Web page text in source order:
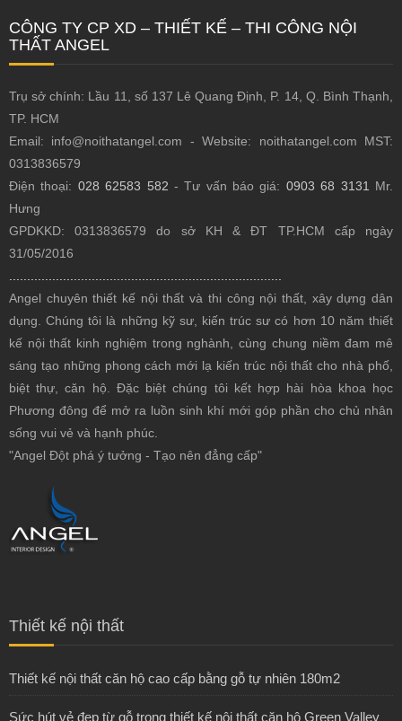
CÔNG TY CP XD – THIẾT KẾ – THI CÔNG NỘI
THẤT ANGEL
Trụ sở chính: Lầu 11, số 137 Lê Quang Định, P. 14, Q. Bình Thạnh,
TP. HCM
Email: info@noithatangel.com - Website: noithatangel.com MST:
0313836579
Điện thoại: 028 62583 582 - Tư vấn báo giá: 0903 68 3131 Mr.
Hưng
GPDKKD: 0313836579 do sở KH & ĐT TP.HCM cấp ngày
31/05/2016
............................................................................
Angel chuyên thiết kế nội thất và thi công nội thất, xây dựng dân
dụng. Chúng tôi là những kỹ sư, kiến trúc sư có hơn 10 năm thiết
kế nội thất kinh nghiệm trong nghành, cùng chung niềm đam mê
sáng tạo những phong cách mới lạ kiến trúc nội thất cho nhà phố,
biệt thự, căn hộ. Đặc biệt chúng tôi kết hợp hài hòa khoa học
Phương đông để mở ra luồn sinh khí mới góp phần cho chủ nhân
sống vui vẻ và hạnh phúc.
"Angel Đột phá ý tưởng - Tạo nên đẳng cấp"
Thiết kế nội thất
Thiết kế nội thất căn hộ cao cấp bằng gỗ tự nhiên 180m2
Sức hút vẻ đẹp từ gỗ trong thiết kế nội thất căn hộ Green Valley